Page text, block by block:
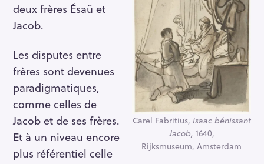
Carel Fabritius, Isaac bénissant
Jacob, 1640,
Rijksmuseum, Amsterdam
deux frères Ésaü et
Jacob.
Les disputes entre
frères sont devenues
paradigmatiques,
comme celles de
Jacob et de ses frères.
Et à un niveau encore
plus référentiel celle